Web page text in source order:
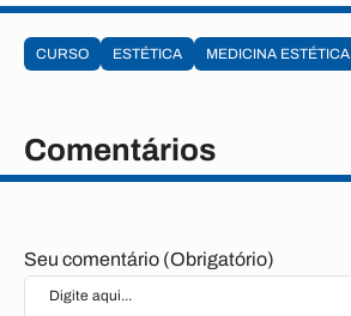
CURSO ESTÉTICA MEDICINA ESTÉTICA
Comentários
Seu comentário (Obrigatório)